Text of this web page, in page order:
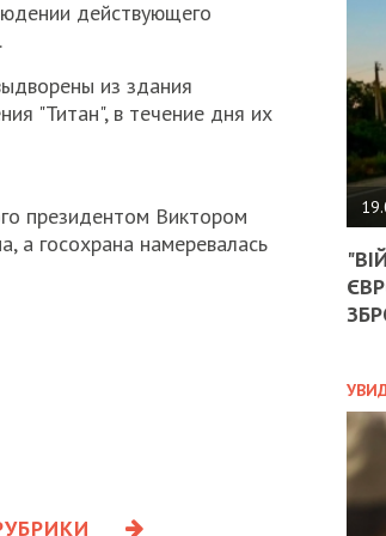
действующего
из здания
"Титан", в течение дня их
президентом Виктором
а госохрана намеревалась
НА